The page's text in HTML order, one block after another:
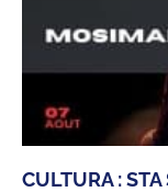
CULTURA :